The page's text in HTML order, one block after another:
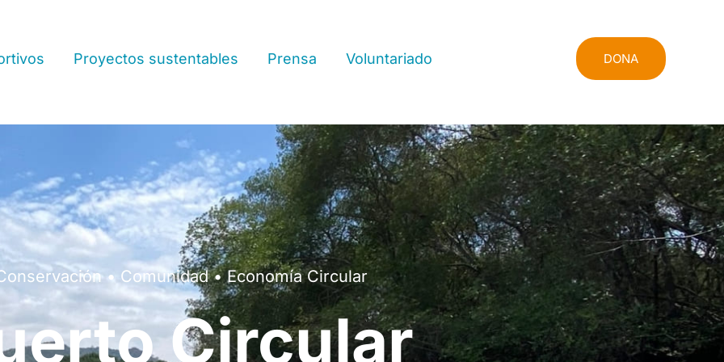
Proyectos sustentables Prensa Voluntariado DONA
• Comunidad • Economía Circular
Circular